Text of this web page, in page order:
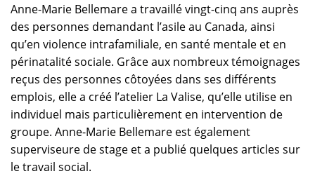
Anne-Marie Bellemare a travaillé vingt-cinq ans auprès
des personnes demandant l’asile au Canada, ainsi
qu’en violence intrafamiliale, en santé mentale et en
périnatalité sociale. Grâce aux nombreux témoignages
reçus des personnes côtoyées dans ses différents
emplois, elle a créé l’atelier La Valise, qu’elle utilise en
individuel mais particulièrement en intervention de
groupe. Anne-Marie Bellemare est également
superviseure de stage et a publié quelques articles sur
le travail social.